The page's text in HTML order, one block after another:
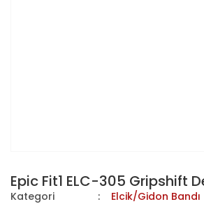
Epic Fit1 ELC-305 Gripshift
Kategori
Elcik/Gidon Bandı